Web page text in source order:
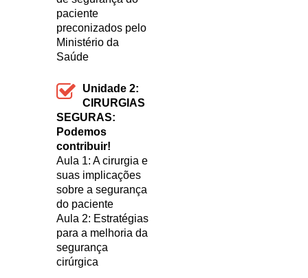
paciente
preconizados pelo
Ministério da
Saúde
Unidade 2:
CIRURGIAS
SEGURAS:
Podemos
contribuir!
Aula 1: A cirurgia e
suas implicações
sobre a segurança
do paciente
Aula 2: Estratégias
para a melhoria da
segurança
cirúrgica